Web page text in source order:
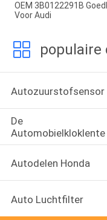
OEM 3B0122291B
Voor Audi
populaire
Autozuurstofsensor
De
Automobielkloklente
Autodelen Honda
Auto Luchtfilter